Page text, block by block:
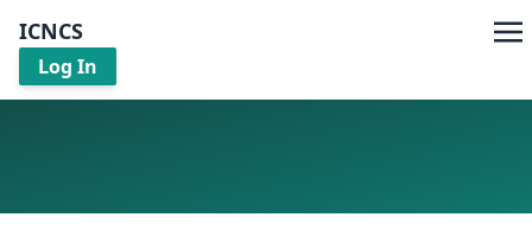
ICNCS
Log In